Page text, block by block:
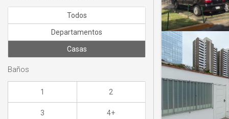
Todos
Departamentos
Casas
Baños
1 2
3 4+